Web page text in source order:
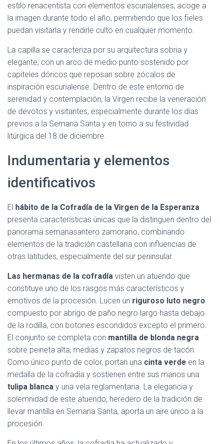
estilo renacentista con elementos escurialenses, acoge a
la imagen durante todo el año, permitiendo que los fieles
puedan visitarla y rendirle culto en cualquier momento.
La capilla se caracteriza por su arquitectura sobria y
elegante, con un arco de medio punto sostenido por
capiteles dóricos que reposan sobre zócalos de
inspiración escurialense. Dentro de este entorno de
serenidad y contemplación, la Virgen recibe la veneración
de devotos y visitantes, especialmente durante los días
previos a la Semana Santa y en torno a su festividad
litúrgica del 18 de diciembre.
Indumentaria y elementos
identificativos
El hábito de la Cofradía de la Virgen de la Esperanza
presenta características únicas que la distinguen dentro del
panorama semanasantero zamorano, combinando
elementos de la tradición castellana con influencias de
otras latitudes, especialmente del sur peninsular.
Las hermanas de la cofradía visten un atuendo que
constituye uno de los rasgos más característicos y
emotivos de la procesión. Lucen un riguroso luto negro
compuesto por abrigo de paño negro largo hasta debajo
de la rodilla, con botones escondidos excepto el primero.
El conjunto se completa con mantilla de blonda negra
sobre peineta alta, medias y zapatos negros de tacón.
Como único punto de color, portan una cinta verde en la
medalla de la cofradía y sostienen entre sus manos una
tulipa blanca y una vela reglamentaria. La elegancia y
solemnidad de este atuendo, heredero de la tradición de
llevar mantilla en Semana Santa, aporta un aire único a la
procesión.